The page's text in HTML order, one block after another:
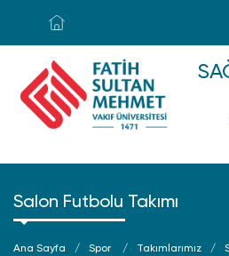
SAĞLIK, KÜLTÜR VE
Salon Futbolu Takımı
Ana Sayfa Spor Takımlarımız